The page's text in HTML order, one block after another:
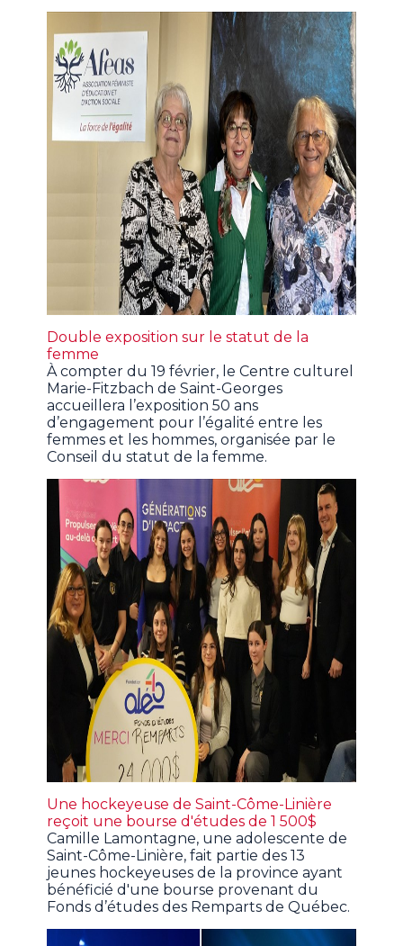
Double exposition sur le statut de la
femme
À compter du 19 février, le Centre culturel
Marie-Fitzbach de Saint-Georges
accueillera l’exposition 50 ans
d’engagement pour l’égalité entre les
femmes et les hommes, organisée par le
Conseil du statut de la femme.
Une hockeyeuse de Saint-Côme-Linière
reçoit une bourse d'études de 1 500$
Camille Lamontagne, une adolescente de
Saint-Côme-Linière, fait partie des 13
jeunes hockeyeuses de la province ayant
bénéficié d'une bourse provenant du
Fonds d’études des Remparts de Québec.